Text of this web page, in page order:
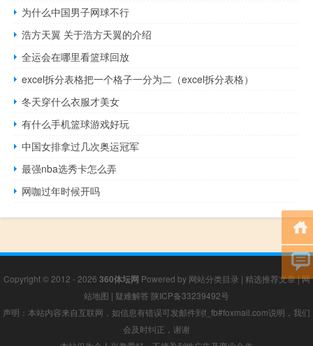
为什么中国男子网球不行
浩方天翼 关于浩方天翼的介绍
全运会在哪里看篮球回放
excel拆分表格把一个格子一分为二（excel拆分表格）
冬天穿什么衣服才美女
有什么手机篮球游戏好玩
中国女排拿过几次奥运冠军
最强nba选秀卡怎么弄
网咖过年时候开吗
Copyright © 2012 - 2026 360体坛网 Powered by 网站分类目录 | 精选推荐文章|网
站地图 | 疑难解答 陕ICP备33239492号
声明：本站内容来自互联网，如信息有错误可发邮件到f_fb#foxmail.com说明，我们
会及时纠正，谢谢